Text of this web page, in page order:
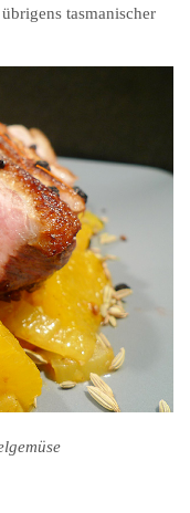
tasmanischer